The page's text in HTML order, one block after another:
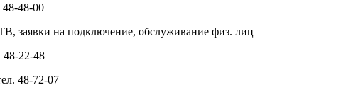
48-48-00
заявки на подключение, обслуживание физ. лиц
48-22-48
48-72-07